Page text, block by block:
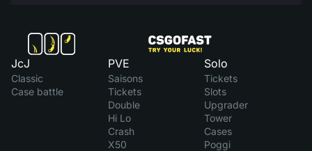
JcJ
Classic
Case battle
PVE
Saisons
Tickets
Double
Hi Lo
Crash
X50
Solo
Tickets
Slots
Upgrader
Tower
Cases
Poggi